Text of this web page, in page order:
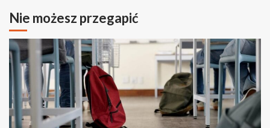
Nie możesz przegapić